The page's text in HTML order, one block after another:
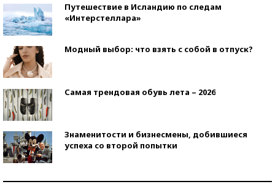
Путешествие в Исландию по следам
«Интерстеллара»
Модный выбор: что взять с собой в отпуск?
Самая трендовая обувь лета – 2026
Знаменитости и бизнесмены, добившиеся
успеха со второй попытки